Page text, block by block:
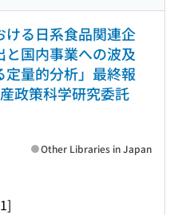
ける日系食品関連企
と国内事業への波及
定量的分析」最終報
政策科学研究委託
Other Libraries in Japan